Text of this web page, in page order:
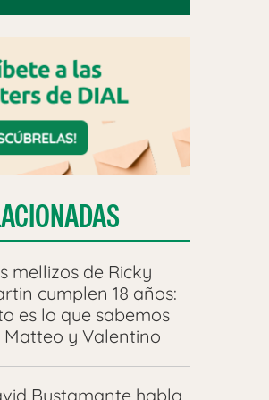
mellizos de Ricky
cumplen 18 años:
es lo que sabemos
Matteo y Valentino
Bustamante habla